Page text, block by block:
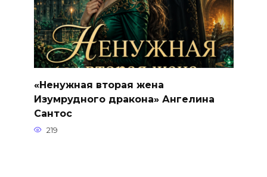
«Ненужная вторая жена
Изумрудного дракона» Ангелина
Сантос
219